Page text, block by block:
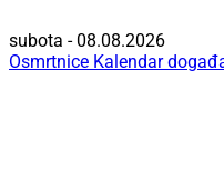
subota - 08.08.2026
Osmrtnice Kalendar